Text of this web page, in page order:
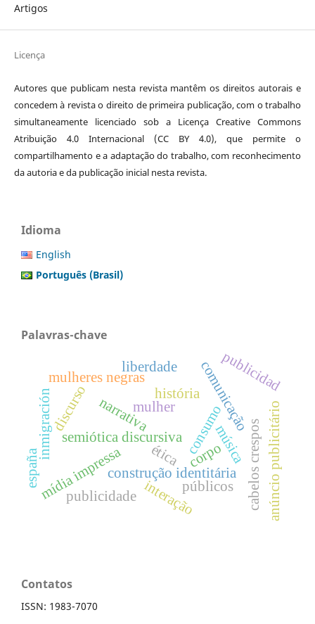
Artigos
Licença
Autores que publicam nesta revista mantêm os direitos autorais e
concedem à revista o direito de primeira publicação, com o trabalho
simultaneamente licenciado sob a Licença Creative Commons
Atribuição 4.0 Internacional (CC BY 4.0), que permite o
compartilhamento e a adaptação do trabalho, com reconhecimento
da autoria e da publicação inicial nesta revista.
Idioma
English
Português (Brasil)
Palavras-chave
comunicação
consumo
história
narrativa
corpo
construção identitária
semiótica discursiva
interação
mídia impressa
discurso
publicidade
ética
mulher
mulheres negras
cabelos crespos
publicidad
inmigración
españa
música
públicos anúncio publicitário
liberdade
Contatos
ISSN: 1983-7070